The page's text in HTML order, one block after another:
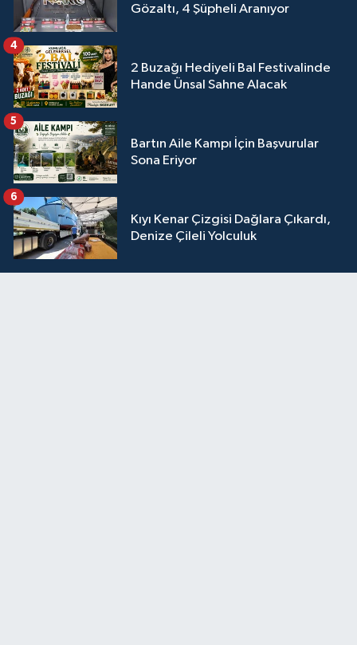
Gözaltı, 4 Şüpheli Aranıyor
2 Buzağı Hediyeli Bal Festivalinde
Hande Ünsal Sahne Alacak
4
Bartın Aile Kampı İçin Başvurular
Sona Eriyor
5
Kıyı Kenar Çizgisi Dağlara Çıkardı,
Denize Çileli Yolculuk
6